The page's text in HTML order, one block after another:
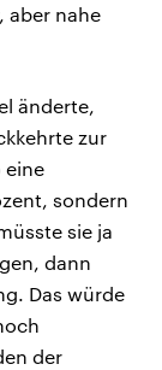
aber nahe
änderte,
zur
eine
sondern
sie ja
dann
Das würde
der